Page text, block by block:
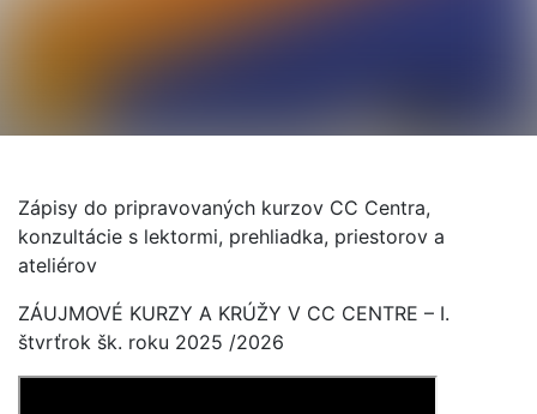
Zápisy do pripravovaných kurzov CC Centra,
konzultácie s lektormi, prehliadka, priestorov a
ateliérov
ZÁUJMOVÉ KURZY A KRÚŽY V CC CENTRE – I.
štvrťrok šk. roku 2025 /2026